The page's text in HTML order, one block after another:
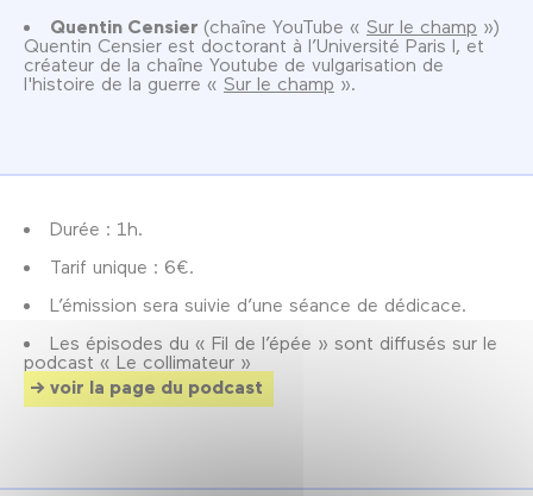
Quentin Censier (chaîne YouTube « Sur le champ »)
Quentin Censier est doctorant à l’Université Paris I, et
créateur de la chaîne Youtube de vulgarisation de
l'histoire de la guerre « Sur le champ».
Durée : 1h.
Tarif unique : 6€.
L’émission sera suivie d’une séance de dédicace.
Les épisodes du « Fil de l’épée » sont diffusés sur le
podcast « Le collimateur »
voir la page du podcast